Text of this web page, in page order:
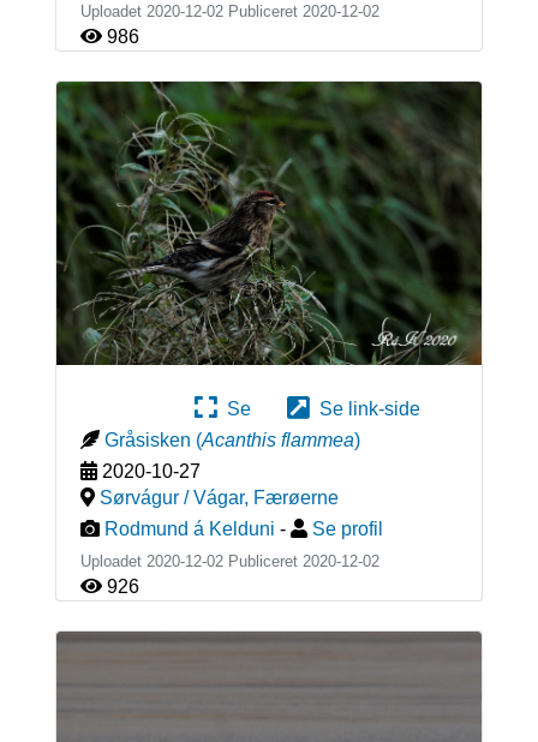
Uploadet 2020-12-02 Publiceret 2020-12-02
986
Se
Se link-side
Gråsisken (Acanthis flammea)
2020-10-27
Sørvágur / Vágar, Færøerne
Rodmund á Kelduni - Se profil
Uploadet 2020-12-02 Publiceret 2020-12-02
926